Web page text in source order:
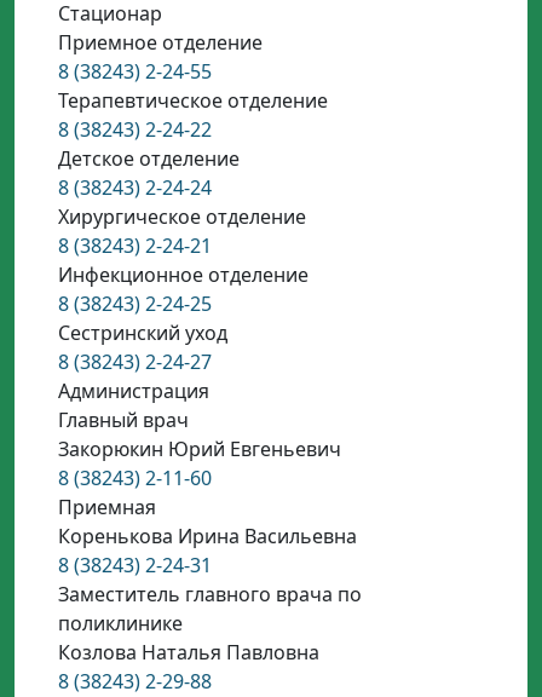
Стационар
Приемное отделение
8 (38243) 2-24-55
Терапевтическое отделение
8 (38243) 2-24-22
Детское отделение
8 (38243) 2-24-24
Хирургическое отделение
8 (38243) 2-24-21
Инфекционное отделение
8 (38243) 2-24-25
Сестринский уход
8 (38243) 2-24-27
Администрация
Главный врач
Закорюкин Юрий Евгеньевич
8 (38243) 2-11-60
Приемная
Коренькова Ирина Васильевна
8 (38243) 2-24-31
Заместитель главного врача по
поликлинике
Козлова Наталья Павловна
8 (38243) 2-29-88